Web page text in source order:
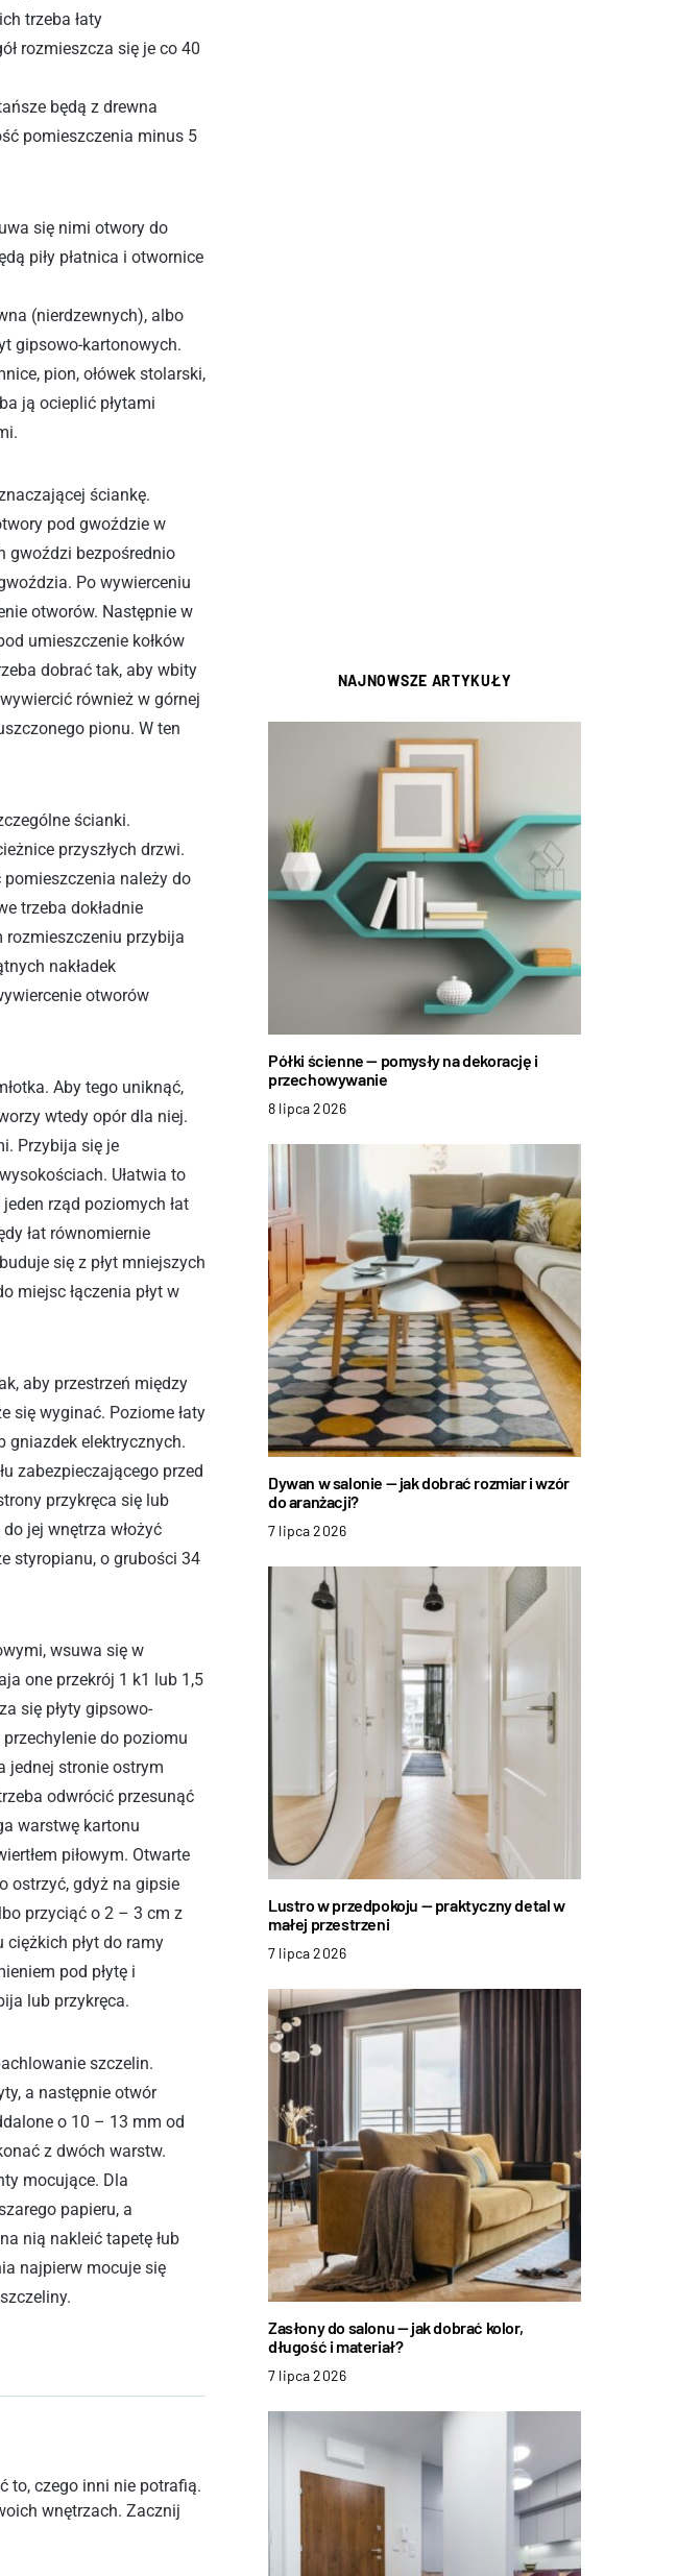
trzeba łaty
rozmieszcza się je co 40
będą z drewna
pomieszczenia minus 5
się nimi otwory do
piły płatnica i otwornice
(nierdzewnych), albo
gipsowo-kartonowych.
pion, ołówek stolarski,
ją ocieplić płytami
ściankę.
pod gwoździe w
gwoździ bezpośrednio
Po wywierceniu
otworów. Następnie w
umieszczenie kołków
dobrać tak, aby wbity
również w górnej
pionu. W ten
ścianki.
przyszłych drzwi.
należy do
trzeba dokładnie
rozmieszczeniu przybija
nakładek
otworów
Aby tego uniknąć,
wtedy opór dla niej.
Przybija się je
Ułatwia to
rząd poziomych łat
łat równomiernie
się z płyt mniejszych
miejsc łączenia płyt w
aby przestrzeń między
się wyginać. Poziome łaty
gniazdek elektrycznych.
zabezpieczającego przed
przykręca się lub
jej wnętrza włożyć
styropianu, o grubości 34
wsuwa się w
one przekrój 1 k1 lub 1,5
się płyty gipsowo-
do poziomu
jednej stronie ostrym
odwrócić przesunąć
warstwę kartonu
piłowym. Otwarte
ostrzyć, gdyż na gipsie
przyciąć o 2 – 3 cm z
płyt do ramy
pod płytę i
lub przykręca.
szczelin.
a następnie otwór
o 10 – 13 mm od
z dwóch warstw.
mocujące. Dla
papieru, a
nią nakleić tapetę łub
najpierw mocuje się
to, czego inni nie potrafią.
wnętrzach. Zacznij
NAJNOWSZE ARTYKUŁY
Półki ścienne — pomysły na dekorację i
przechowywanie
8 lipca 2026
Dywan w salonie — jak dobrać rozmiar i wzór
do aranżacji?
7 lipca 2026
Lustro w przedpokoju — praktyczny detal w
małej przestrzeni
7 lipca 2026
Zasłony do salonu — jak dobrać kolor,
długość i materiał?
7 lipca 2026